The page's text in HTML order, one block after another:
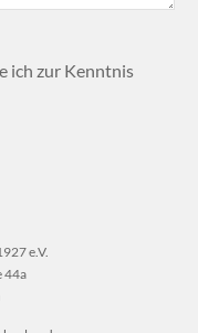
ich zur Kenntnis
e.V.
44a